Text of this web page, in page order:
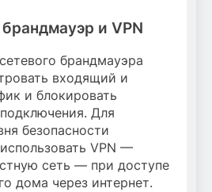
и VPN
брандмауэра
входящий и
и блокировать
Для
безопасности
VPN —
сеть — при доступе
дома через интернет.